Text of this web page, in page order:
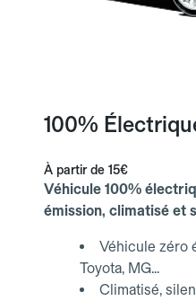
100%
À partir de 15€
Véhicule 100%
émission, climatisé et
Véhicule zéro
Toyota, MG...
Climatisé,